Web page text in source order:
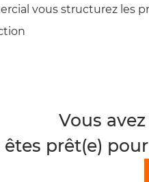
vous structurez les
Vous
êtes prêt(e)